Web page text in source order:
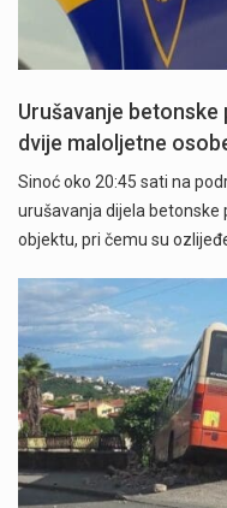
Urušavanje betonske
dvije maloljetne
Sinoć oko 20:45 sati na
urušavanja dijela
objektu, pri čemu su